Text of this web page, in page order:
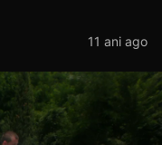
11 ani ago